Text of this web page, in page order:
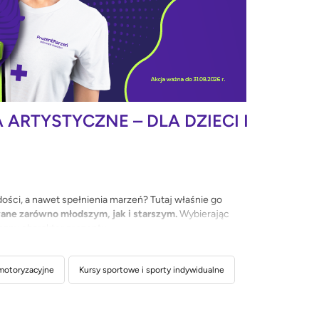
– DLA DZIECI I
a nawet spełnienia marzeń? Tutaj właśnie go
zarówno młodszym, jak i starszym.Wybierając
kupowanej na oko. Postaw na rozwiązanie, które
z pewnością okaże się strzałem w dziesiątkę.
Kursy sportowe i sporty indywidualne